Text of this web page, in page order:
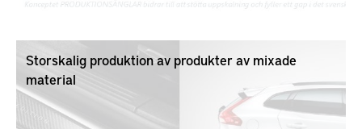
Storskalig produktion av produkter av mixade
material